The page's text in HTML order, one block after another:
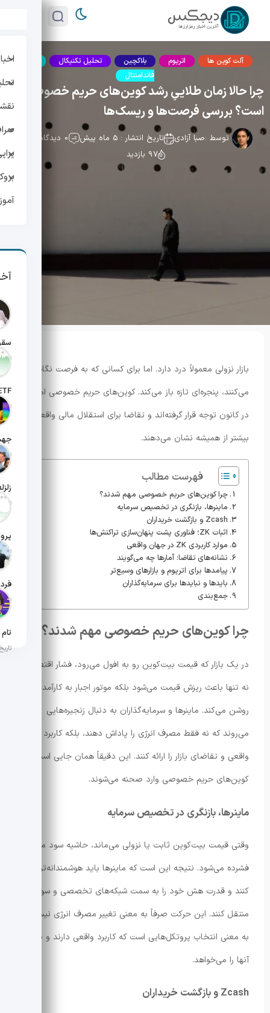
تاریخ
تاریخ
تاریخ
تاریخ
تاریخ
تاریخ
تاریخ
آلت کوین ها اتریوم بلاکچین تحلیل تکنیکال
فاندامنتال
چرا حالا زمان طلاییِ رشد کوین‌های حریم خصوصی
است؟ بررسی فرصت‌ها و ریسک‌ها
توسط :صبا آزادی تاریخ انتشار : 5 ماه پیش
0 دیدگاه
97 بازدید
بازار نزولی معمولاً درد دارد. اما برای کسانی که به فرصت نگاه
می‌کنند، پنجره‌ای تازه باز می‌کند. کوین‌های حریم خصوصی امروز
در کانون توجه قرار گرفته‌اند و تقاضا برای استقلال مالی واقعی را
بیشتر از همیشه نشان می‌دهند.
فهرست مطالب
چرا کوین‌های حریم خصوصی مهم شدند؟
ماینرها، بازنگری در تخصیص سرمایه
Zcash و بازگشت خریداران
اثبات ZK؛ فناوری پشت پنهان‌سازی تراکنش‌ها
موارد کاربردی ZK در جهان واقعی
نشانه‌های تقاضا: آمارها چه می‌گویند
پیامدها برای اتریوم و بازارهای وسیع‌تر
بایدها و نبایدها برای سرمایه‌گذاران
جمع‌بندی
چرا کوین‌های حریم خصوصی مهم شدند؟
در یک بازار که قیمت بیت‌کوین رو به افول می‌رود، فشار اقتصادی
نه تنها باعث ریزش قیمت می‌شود بلکه موتور اجبار به کارآمدی را
روشن می‌کند. ماینرها و سرمایه‌گذاران به دنبال زنجیره‌هایی
می‌روند که نه فقط مصرف انرژی را پاداش دهند، بلکه کاربرد
واقعی و تقاضای بازار را ارائه کنند. این دقیقاً همان جایی است که
کوین‌های حریم خصوصی وارد صحنه می‌شوند.
ماینرها، بازنگری در تخصیص سرمایه
وقتی قیمت بیت‌کوین ثابت یا نزولی می‌ماند، حاشیه سود ماینرها
فشرده می‌شود. نتیجه این است که ماینرها باید هوشمندانه‌تر عمل
کنند و قدرت هش خود را به سمت شبکه‌های تخصصی و سودآورتر
منتقل کنند. این حرکت صرفاً به معنی تغییر مصرف انرژی نیست؛
به معنی انتخاب پروتکل‌هایی است که کاربرد واقعی دارند و بازار
آنها را می‌خواهد.
Zcash و بازگشت خریداران